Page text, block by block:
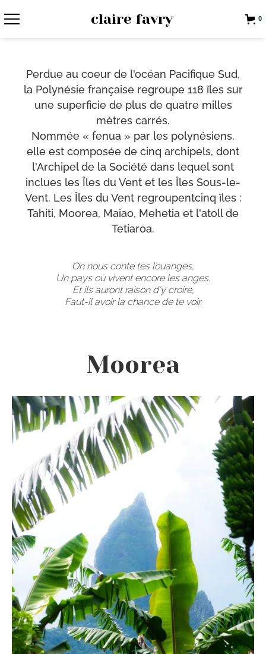
claire favry 0
Perdue au coeur de l'océan Pacifique Sud,
la Polynésie française regroupe 118 îles sur
une superficie de plus de quatre milles
mètres carrés.
Nommée « fenua » par les polynésiens,
elle est composée de cinq archipels, dont
l'Archipel de la Société dans lequel sont
inclues les Îles du Vent et les Îles Sous-le-
Vent. Les Îles du Vent regroupentcinq îles :
Tahiti, Moorea, Maiao, Mehetia et l'atoll de
Tetiaroa.
On nous conte tes louanges,
Un pays où vivent encore les anges.
Et ils auront raison d'y croire,
Faut-il avoir la chance de te voir.
Moorea